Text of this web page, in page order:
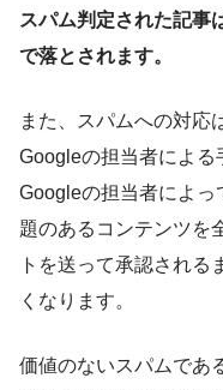
スパム判定された記事
で落とされます。
また、スパムへの対応
Googleの担当者による
Googleの担当者によっ
題のあるコンテンツを
トを送って承認される
くなります。
価値のないスパムであ